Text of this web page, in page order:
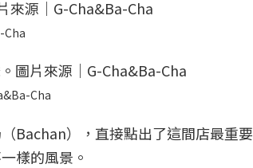
Cha
Cha
Bachan），直接點出了這間店最重要
樣的風景。